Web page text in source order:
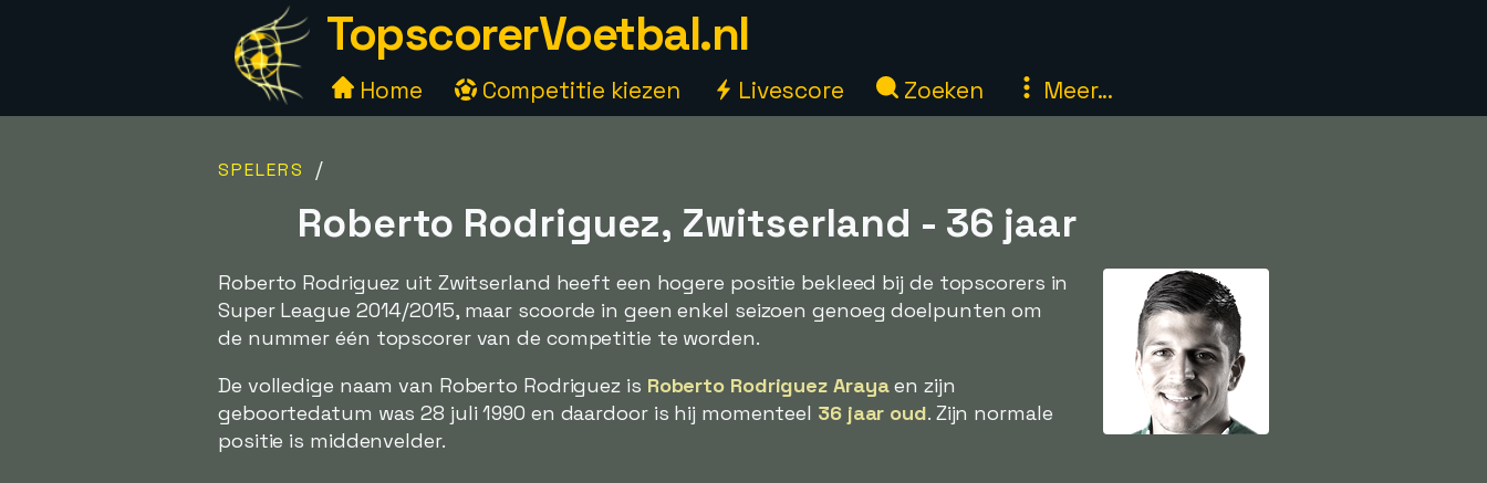
TopscorerVoetbal.nl
Home Competitie kiezen Livescore Zoeken Meer...
SPELERS /
Roberto Rodriguez, Zwitserland - 36 jaar
Roberto Rodriguez uit Zwitserland heeft een hogere positie bekleed bij de topscorers in
Super League 2014/2015, maar scoorde in geen enkel seizoen genoeg doelpunten om
de nummer één topscorer van de competitie te worden.
De volledige naam van Roberto Rodriguez is Roberto Rodriguez Arayaen zijn
geboortedatum was 28 juli 1990 en daardoor is hij momenteel 36 jaar oud. Zijn normale
positie is middenvelder.